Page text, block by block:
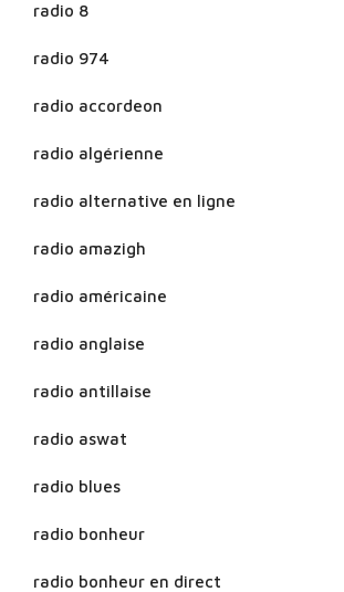
radio 8
radio 974
radio accordeon
radio algérienne
radio alternative en ligne
radio amazigh
radio américaine
radio anglaise
radio antillaise
radio aswat
radio blues
radio bonheur
radio bonheur en direct